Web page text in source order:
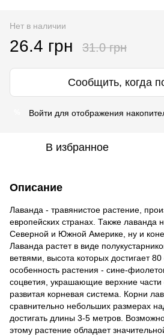
Нет в наличии
26.4 грн 31.0 грн
Сообщить, когда
Войти для отображения
В избранное
Описание
Лаванда - травянистое растение,
европейских странах. Также лаванда
Северной и Южной Америке, ну и
Лаванда растет в виде
ветвями, высота которых достигает
особенность растения - сине-
соцветия, украшающие верхние
развитая корневая система. Корни
сравнительно небольших размерах
достигать длины 3-5 метров.
этому растение обладает